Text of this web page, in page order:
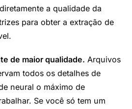
a qualidade da
para obter a extração de
de maior qualidade. Arquivos
todos os detalhes de
neural o máximo de
Se você só tem um